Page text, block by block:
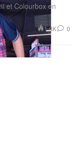
et Colourbox en
1.0K 0